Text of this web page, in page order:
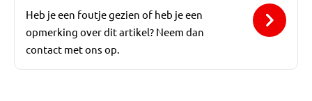
Heb je een foutje gezien of heb je een
opmerking over dit artikel? Neem dan
contact met ons op.